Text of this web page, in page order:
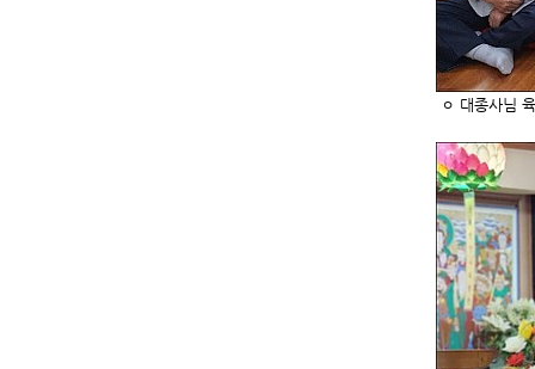
ㅇ 대종사님